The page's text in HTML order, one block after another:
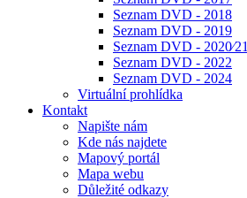
Seznam DVD - 2018
Seznam DVD - 2019
Seznam DVD - 2020⁄21
Seznam DVD - 2022
Seznam DVD - 2024
Virtuální prohlídka
Kontakt
Napište nám
Kde nás najdete
Mapový portál
Mapa webu
Důležité odkazy